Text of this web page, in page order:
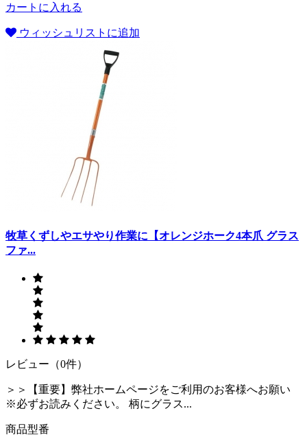
カートに入れる
ウィッシュリストに追加
牧草くずしやエサやり作業に【オレンジホーク4本爪 グラス
ファ...
レビュー（0件）
＞＞【重要】弊社ホームページをご利用のお客様へお願い
※必ずお読みください。 柄にグラス...
商品型番